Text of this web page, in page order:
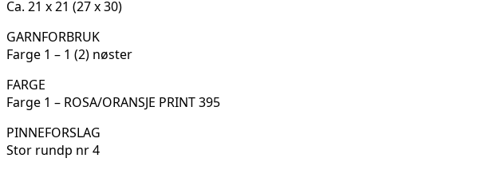
Ca. 21 x 21 (27 x 30)
GARNFORBRUK
Farge 1 – 1 (2) nøster
FARGE
Farge 1 – ROSA/ORANSJE PRINT 395
PINNEFORSLAG
Stor rundp nr 4